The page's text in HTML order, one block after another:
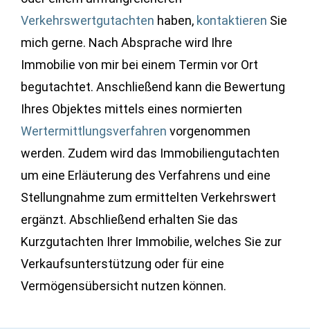
Verkehrswertgutachten haben, kontaktieren Sie
mich gerne. Nach Absprache wird Ihre
Immobilie von mir bei einem Termin vor Ort
begutachtet. Anschließend kann die Bewertung
Ihres Objektes mittels eines normierten
Wertermittlungsverfahren vorgenommen
werden. Zudem wird das Immobiliengutachten
um eine Erläuterung des Verfahrens und eine
Stellungnahme zum ermittelten Verkehrswert
ergänzt. Abschließend erhalten Sie das
Kurzgutachten Ihrer Immobilie, welches Sie zur
Verkaufsunterstützung oder für eine
Vermögensübersicht nutzen können.